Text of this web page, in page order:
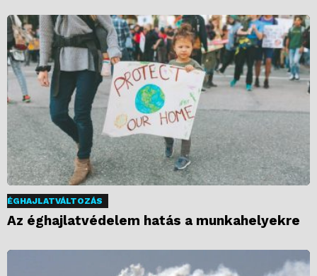
ÉGHAJLATVÁLTOZÁS
Az éghajlatvédelem hatás a munkahelyekre